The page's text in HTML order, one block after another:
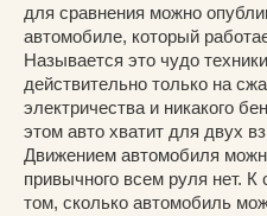
для сравнения можно
автомобиле, который
Называется это чудо
действительно только на
электричества и никакого
этом авто хватит для двух
Движением автомобиля
привычного всем руля нет.
том, сколько автомобиль